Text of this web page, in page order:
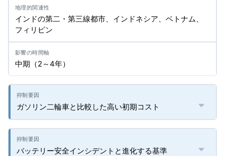
インドの第二・第三線都市、インドネシア、ベトナム、
フィリピン
中期（2～4年）
ガソリン二輪車と比較した高い初期コスト
バッテリー安全インシデントと進化する基準